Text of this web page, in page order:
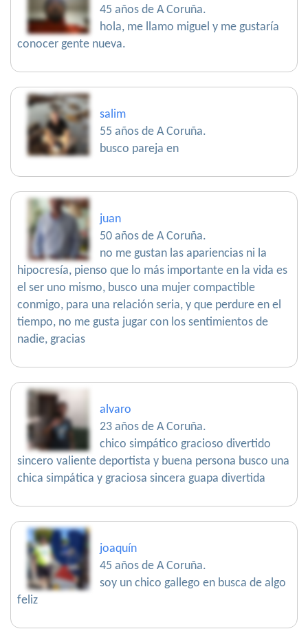
45 años de A Coruña.
hola, me llamo miguel y me gustaría
conocer gente nueva.
salim
55 años de A Coruña.
busco pareja en
juan
50 años de A Coruña.
no me gustan las apariencias ni la
hipocresía, pienso que lo más importante en la vida es
el ser uno mismo, busco una mujer compactible
conmigo, para una relación seria, y que perdure en el
tiempo, no me gusta jugar con los sentimientos de
nadie, gracias
alvaro
23 años de A Coruña.
chico simpático gracioso divertido
sincero valiente deportista y buena persona busco una
chica simpática y graciosa sincera guapa divertida
joaquín
45 años de A Coruña.
soy un chico gallego en busca de algo
feliz